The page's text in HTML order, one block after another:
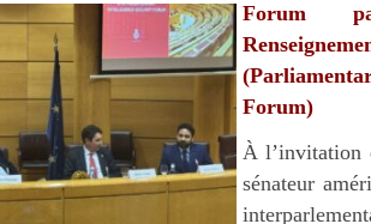
Forum
Forum)
À
sénateur